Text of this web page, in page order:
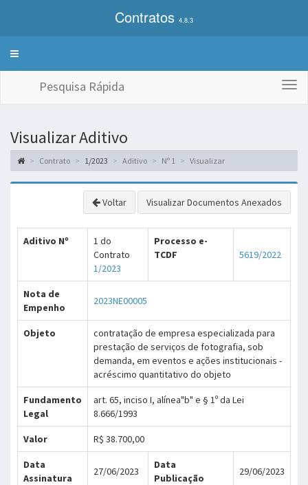
Contratos 4.8.3
Alterna
Pesquisa Rápida
Visualizar Aditivo
Contrato 1/2023 Aditivo Nº 1 Visualizar
Voltar Visualizar Documentos Anexados
Aditivo Nº
1 do
Contrato
1/2023
Processo e-
TCDF
5619/2022
Nota de
Empenho
2023NE00005
Objeto
contratação de empresa especializada para
prestação de serviços de fotografia, sob
demanda, em eventos e ações institucionais -
acréscimo quantitativo do objeto
Fundamento
Legal
art. 65, inciso I, alínea"b" e § 1º da Lei
8.666/1993
Valor R$ 38.700,00
Data
Assinatura
27/06/2023
Data
Publicação
29/06/2023